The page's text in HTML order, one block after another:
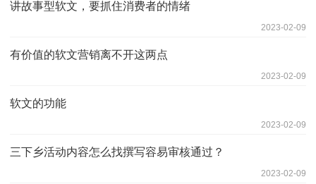
讲故事型软文，要抓住消费者的情绪
2023-02-09
有价值的软文营销离不开这两点
2023-02-09
软文的功能
2023-02-09
三下乡活动内容怎么找撰写容易审核通过？
2023-02-09